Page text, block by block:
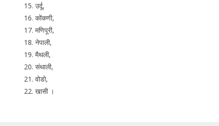
उर्दू,
कोंकणी,
मणिपूरी,
नेपाली,
मैथली,
संथाली,
वोडो,
खासी ।